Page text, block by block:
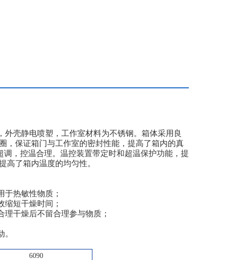
壳静电喷塑，工作室材料为不锈钢。箱体采用良
，保证箱门与工作室的密封性能，提高了箱内的真
，控温合理。温控装置带定时和超温保护功能，提
高了箱内温度的均匀性。
热敏性物质；
短干燥时间；
干燥后不留合理参与物质；
6090